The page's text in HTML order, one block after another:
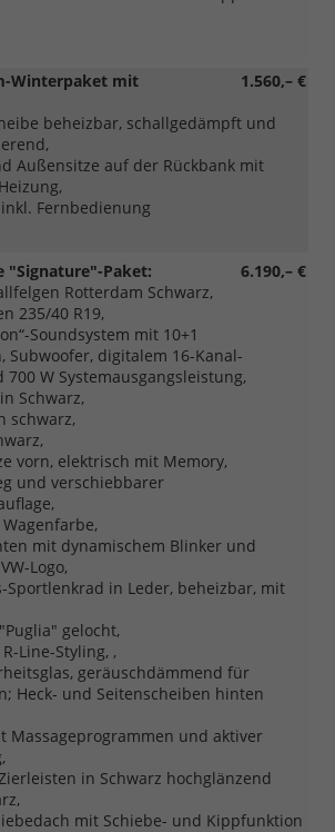
1.560,– €
Winterpaket mit
beheizbar, schallgedämpft und
Außensitze auf der Rückbank mit
Fernbedienung
6.190,– €
"Signature"-Paket:
Rotterdam Schwarz,
235/40 R19,
Soundsystem mit 10+1
Subwoofer, digitalem 16-Kanal-
700 W Systemausgangsleistung,
Schwarz,
schwarz,
vorn, elektrisch mit Memory,
und verschiebbarer
mit dynamischem Blinker und
Logo,
in Leder, beheizbar, mit
gelocht,
Line-Styling, ,
geräuschdämmend für
Heck- und Seitenscheiben hinten
Massageprogrammen und aktiver
in Schwarz hochglänzend
mit Schiebe- und Kippfunktion